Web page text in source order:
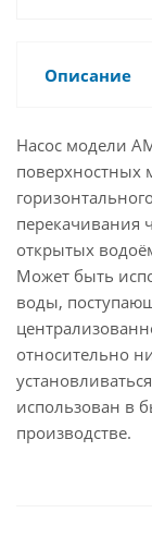
Описание
Насос модели
поверхностных
перекачивания
открытых
Может быть
воды,
относительно
использован в
производстве.